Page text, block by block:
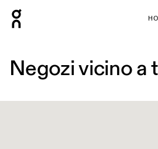
Negozi vicino a